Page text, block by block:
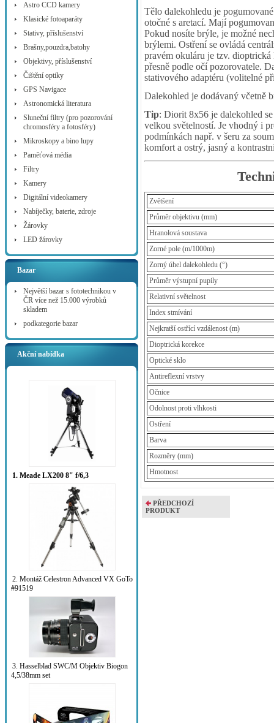
Astro CCD kamery
Klasické fotoaparáty
Stativy, příslušenství
Brašny,pouzdra,batohy
Objektivy, příslušenství
Čištění optiky
GPS Navigace
Astronomická literatura
Sluneční filtry (pro pozorování
chromosféry a fotosféry)
Mikroskopy a bino lupy
Paměťová média
Filtry
Kamery
Digitální videokamery
Nabíječky, baterie, zdroje
Žárovky
LED žárovky
Bazar
Největší bazar s fototechnikou v
ČR více než 15.000 výrobků
skladem
podkategorie bazar
Akční nabídka
1. Meade LX200 8" f/6,3
2. Montáž Celestron Advanced VX GoTo
#91519
3. Hasselblad SWC/M Objektiv Biogon
4,5/38mm set
Tělo dalekohledu je
otočné s aretací. Mají
Pokud nosíte brýle, je možné
brýlemi. Ostření se ovládá
pravém okuláru je tzv.
přesně podle očí pozorovatele.
stativového adaptéru (volitelné
Dalekohled je dodávaný včetně
Tip: Diorit 8x56 je dalekohled
velkou světelností. Je vhodný i
podmínkách např. v šeru za
komfort a ostrý, jasný a
Zvětšení
Průměr objektivu (mm)
Hranolová soustava
Zorné pole (m/1000m)
Zorný úhel dalekohledu (°)
Průměr výstupní pupily
Relativní světelnost
Index stmívání
Nejkratší ostřící vzdálenost (m)
Dioptrická korekce
Optické sklo
Antireflexní vrstvy
Očnice
Odolnost proti vlhkosti
Ostření
Barva
Rozměry (mm)
Hmotnost
PŘEDCHOZÍ
PRODUKT